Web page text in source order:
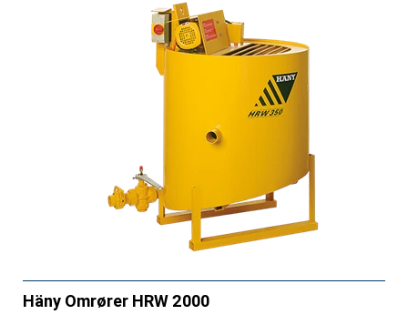
Häny Omrører HRW 2000